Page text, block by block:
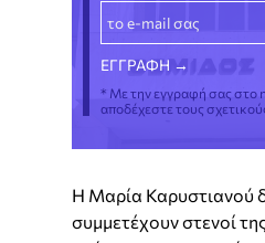
* Με την εγγραφή σας στο
αποδέχεστε τους
Η Μαρία Καρυστιανού
συμμετέχουν στενοί